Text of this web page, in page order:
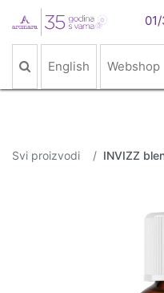
English Webshop
Svi proizvodi INVIZZ